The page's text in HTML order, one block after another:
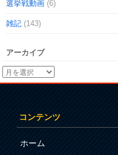
選挙戦動画 (6)
雑記 (143)
アーカイブ
コンテンツ
ホーム